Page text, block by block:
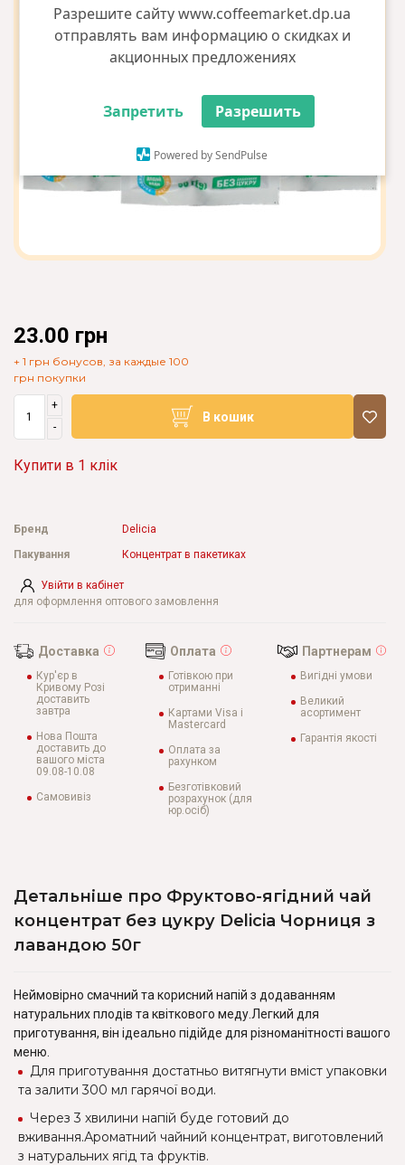
Разрешите сайту www.coffeemarket.dp.ua
отправлять вам информацию о скидках и
акционных предложениях
Запретить Разрешить
Powered by SendPulse
23.00 грн
+ 1 грн бонусов, за каждые 100
грн покупки
+
-
В кошик
Купити в 1 клік
Увійти в кабінет
для оформлення оптового замовлення
Бренд
Delicia
Пакування
Концентрат в пакетиках
Доставка
Кур'єр в
Кривому Розі
доставить
завтра
Нова Пошта
доставить до
вашого міста
09.08-10.08
Самовивіз
Оплата
Готівкою при
отриманні
Картами Visa і
Mastercard
Оплата за
рахунком
Безготівковий
розрахунок (для
юр.осіб)
Партнерам
Вигідні умови
Великий
асортимент
Гарантія якості
Детальніше про Фруктово-ягідний чай
концентрат без цукру Delicia Чорниця з
лавандою 50г
Неймовірно смачний та корисний напій з додаванням
натуральних плодів та квіткового меду.Легкий для
приготування, він ідеально підійде для різноманітності вашого
меню.
Для приготування достатньо витягнути вміст упаковки
та залити 300 мл гарячої води.
Через 3 хвилини напій буде готовий до
вживання.Ароматний чайний концентрат, виготовлений
з натуральних ягід та фруктів.